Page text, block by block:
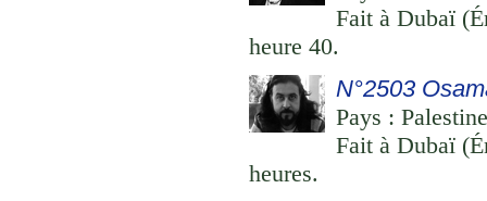
Fait à Dubaï
heure 40.
N°2503
Pays :
Fait à Dubaï
heures.